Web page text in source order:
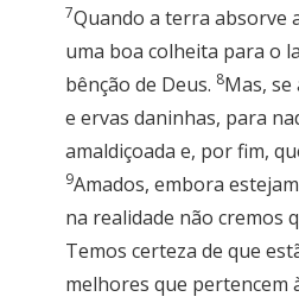
7Quando a terra absorve
uma boa colheita para o
bênção de Deus. 8Mas,
e ervas daninhas, para
amaldiçoada e, por fim,
9Amados, embora
na realidade não cremos
Temos certeza de que
melhores que pertencem